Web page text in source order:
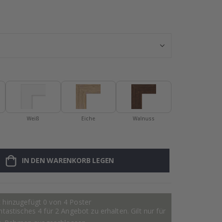
Weiß Eiche Walnuss
IN DEN WARENKORB LEGEN
hinzugefügt 0 von 4 Poster
4 für 2 Angebot zu erhalten. Gilt nur für